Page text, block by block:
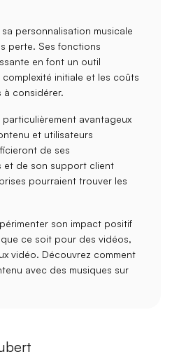
personnalisation musicale
perte. Ses fonctions
en font un outil
complexité initiale et les coûts
à considérer.
avantageux
et utilisateurs
de ses
et de son support client
pourraient trouver les
son impact positif
ce soit pour des vidéos,
vidéo. Découvrez comment
avec des musiques sur